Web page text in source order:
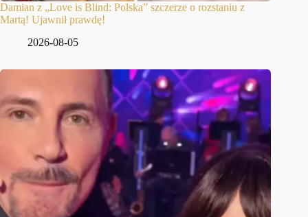
Damian z „Love is Blind: Polska” szczerze o rozstaniu z
Martą! Ujawnił prawdę!
2026-08-05